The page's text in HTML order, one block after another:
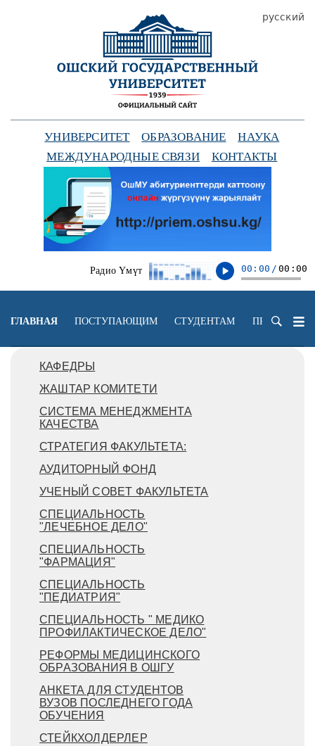
УНИВЕРСИТЕТ ОБРАЗОВАНИЕ
НАУКА
МЕЖДУНАРОДНЫЕ СВЯЗИ
КОНТАКТЫ
Радио Үмүт 00:00 / 00:00
русский
ГЛАВНАЯ ПОСТУПАЮЩИМ СТУДЕНТАМ
КАФЕДРЫ
ЖАШТАР КОМИТЕТИ
СИСТЕМА МЕНЕДЖМЕНТА
КАЧЕСТВА
СТРАТЕГИЯ ФАКУЛЬТЕТА:
АУДИТОРНЫЙ ФОНД
УЧЕНЫЙ СОВЕТ ФАКУЛЬТЕТА
СПЕЦИАЛЬНОСТЬ
"ЛЕЧЕБНОЕ ДЕЛО"
СПЕЦИАЛЬНОСТЬ
"ФАРМАЦИЯ"
СПЕЦИАЛЬНОСТЬ
"ПЕДИАТРИЯ"
СПЕЦИАЛЬНОСТЬ " МЕДИКО
ПРОФИЛАКТИЧЕСКОЕ ДЕЛО"
РЕФОРМЫ МЕДИЦИНСКОГО
ОБРАЗОВАНИЯ В ОШГУ
АНКЕТА ДЛЯ СТУДЕНТОВ
ВУЗОВ ПОСЛЕДНЕГО ГОДА
ОБУЧЕНИЯ
СТЕЙКХОЛДЕРЛЕР